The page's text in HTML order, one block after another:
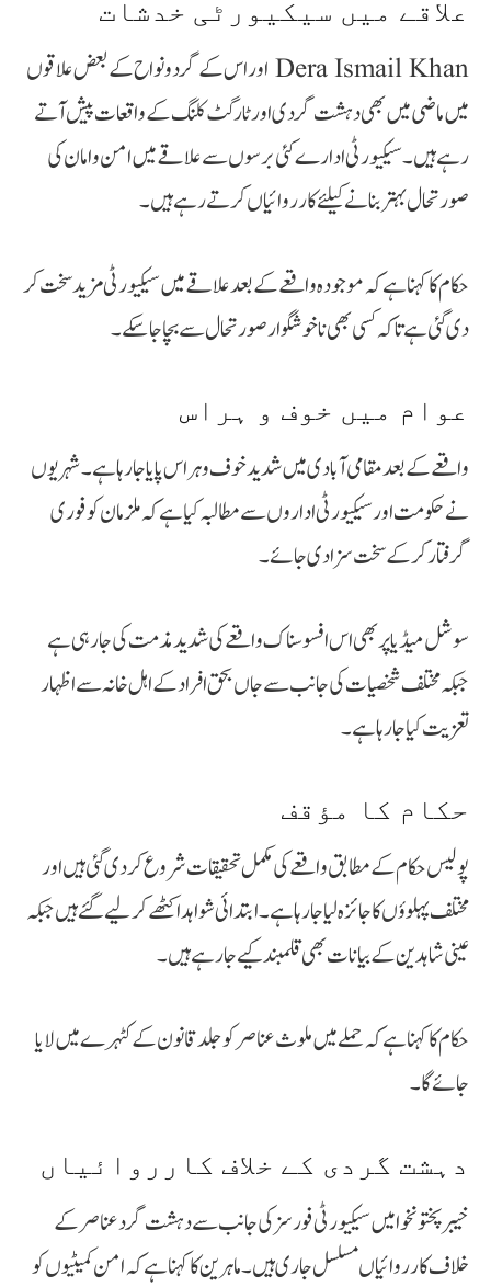
علاقے میں سیکیورٹی خدشات
Dera Ismail Khan اور اس کے گرد و نواح کے بعض علاقوں
میں ماضی میں بھی دہشت گردی اور ٹارگٹ کلنگ کے واقعات پیش آتے
رہے ہیں۔ سیکیورٹی ادارے کئی برسوں سے علاقے میں امن و امان کی
صورتحال بہتر بنانے کیلئے کارروائیاں کرتے رہے ہیں۔
حکام کا کہنا ہے کہ موجودہ واقعے کے بعد علاقے میں سیکیورٹی مزید سخت کر
دی گئی ہے تاکہ کسی بھی ناخوشگوار صورتحال سے بچا جا سکے۔
عوام میں خوف و ہراس
واقعے کے بعد مقامی آبادی میں شدید خوف و ہراس پایا جا رہا ہے۔ شہریوں
نے حکومت اور سیکیورٹی اداروں سے مطالبہ کیا ہے کہ ملزمان کو فوری
گرفتار کر کے سخت سزا دی جائے۔
سوشل میڈیا پر بھی اس افسوسناک واقعے کی شدید مذمت کی جا رہی ہے
جبکہ مختلف شخصیات کی جانب سے جاں بحق افراد کے اہل خانہ سے اظہار
تعزیت کیا جا رہا ہے۔
حکام کا مؤقف
پولیس حکام کے مطابق واقعے کی مکمل تحقیقات شروع کر دی گئی ہیں اور
مختلف پہلوؤں کا جائزہ لیا جا رہا ہے۔ ابتدائی شواہد اکٹھے کر لیے گئے ہیں جبکہ
عینی شاہدین کے بیانات بھی قلمبند کیے جا رہے ہیں۔
حکام کا کہنا ہے کہ حملے میں ملوث عناصر کو جلد قانون کے کٹہرے میں لایا
جائے گا۔
دہشت گردی کے خلاف کارروائیاں
خیبرپختونخوا میں سیکیورٹی فورسز کی جانب سے دہشت گرد عناصر کے
خلاف کارروائیاں مسلسل جاری ہیں۔ ماہرین کا کہنا ہے کہ امن کمیٹیوں کو